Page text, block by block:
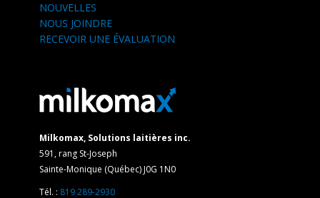
NOUVELLES
NOUS JOINDRE
RECEVOIR UNE ÉVALUATION
Milkomax, Solutions laitières inc.
591, rang St-Joseph
Sainte-Monique (Québec) J0G 1N0
Tél. : 819 289-2930